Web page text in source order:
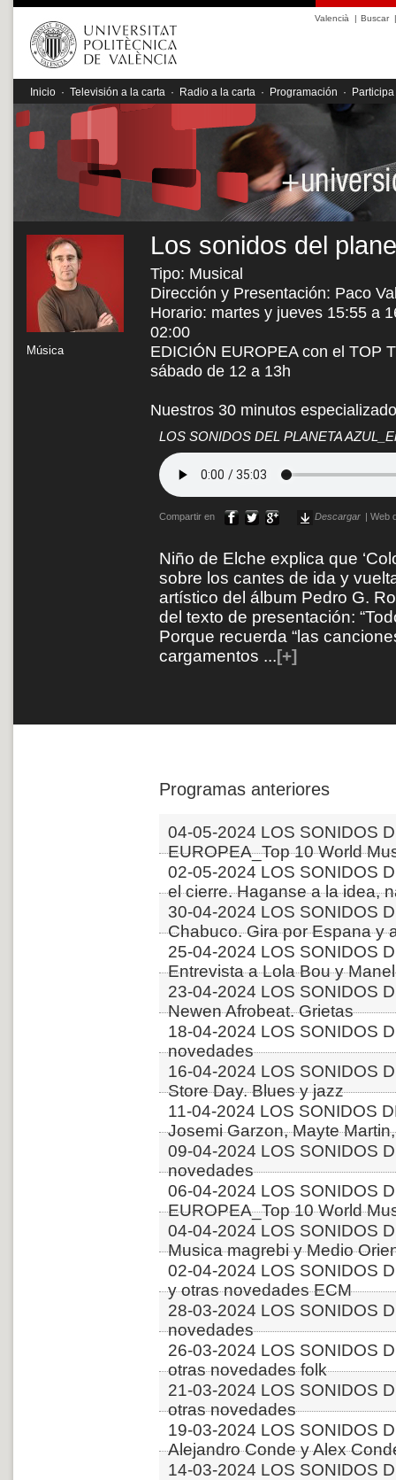
Valencià | Buscar|
Inicio · Televisión a la carta · Radio a la carta · Programación · Participa
Música
Los sonidos del
Tipo: Musical
Dirección y Presentación: Paco
Horario: martes y jueves 15:55 a
02:00
EDICIÓN EUROPEA con el TOP
sábado de 12 a 13h
Nuestros 30 minutos
LOS SONIDOS DEL PLANETA
Compartir en Descargar Web
Niño de Elche explica que
sobre los cantes de ida y
artístico del álbum Pedro G.
del texto de presentación:
Porque recuerda “las
cargamentos ...[+]
Programas anteriores
04-05-2024 LOS SONIDOS
EUROPEA_Top 10 World
02-05-2024 LOS SONIDOS
el cierre. Haganse a la idea,
30-04-2024 LOS SONIDOS
Chabuco. Gira por Espana y
25-04-2024 LOS SONIDOS
Entrevista a Lola Bou y
23-04-2024 LOS SONIDOS
Newen Afrobeat. Grietas
18-04-2024 LOS SONIDOS
novedades
16-04-2024 LOS SONIDOS
Store Day. Blues y jazz
11-04-2024 LOS SONIDOS
Josemi Garzon, Mayte
09-04-2024 LOS SONIDOS
novedades
06-04-2024 LOS SONIDOS
EUROPEA_Top 10 World
04-04-2024 LOS SONIDOS
Musica magrebi y Medio
02-04-2024 LOS SONIDOS
y otras novedades ECM
28-03-2024 LOS SONIDOS
novedades
26-03-2024 LOS SONIDOS
otras novedades folk
21-03-2024 LOS SONIDOS
otras novedades
19-03-2024 LOS SONIDOS
Alejandro Conde y Alex
14-03-2024 LOS SONIDOS